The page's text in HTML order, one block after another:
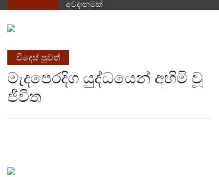
අවදානමක්
විදෙස් පුවත්
මැදපෙරදිග යුද්ධයෙන් අහිමි වූ
ජීවිත